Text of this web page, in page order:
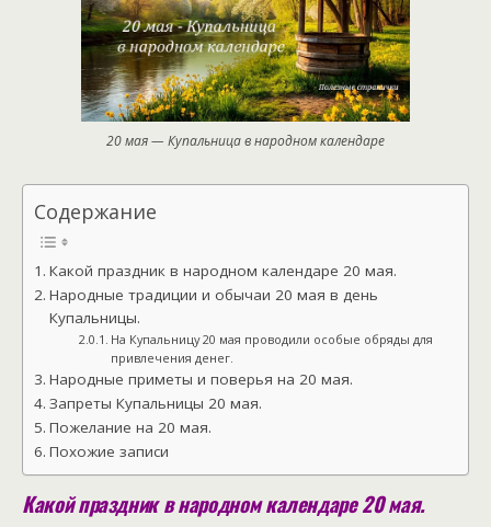
20 мая — Купальница в народном календаре
Содержание
Какой праздник в народном календаре 20 мая.
Народные традиции и обычаи 20 мая в день
Купальницы.
На Купальницу 20 мая проводили особые обряды для
привлечения денег.
Народные приметы и поверья на 20 мая.
Запреты Купальницы 20 мая.
Пожелание на 20 мая.
Похожие записи
Какой праздник в народном календаре 20 мая.